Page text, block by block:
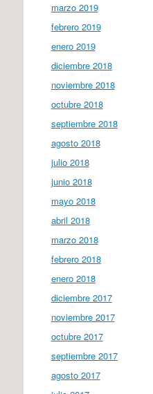
marzo 2019
febrero 2019
enero 2019
diciembre 2018
noviembre 2018
octubre 2018
septiembre 2018
agosto 2018
julio 2018
junio 2018
mayo 2018
abril 2018
marzo 2018
febrero 2018
enero 2018
diciembre 2017
noviembre 2017
octubre 2017
septiembre 2017
agosto 2017